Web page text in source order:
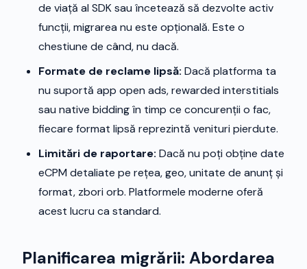
de viață al SDK sau încetează să dezvolte activ
funcții, migrarea nu este opțională. Este o
chestiune de când, nu dacă.
Formate de reclame lipsă: Dacă platforma ta
nu suportă app open ads, rewarded interstitials
sau native bidding în timp ce concurenții o fac,
fiecare format lipsă reprezintă venituri pierdute.
Limitări de raportare: Dacă nu poți obține date
eCPM detaliate pe rețea, geo, unitate de anunț și
format, zbori orb. Platformele moderne oferă
acest lucru ca standard.
Planificarea migrării: Abordarea